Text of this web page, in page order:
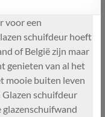
voor een
schuifdeur hoeft
of België zijn maar
genieten van al het
mooie buiten leven
Glazen schuifdeur